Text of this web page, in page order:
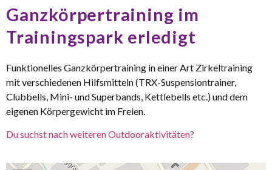
Ganzkörpertraining im
Trainingspark erledigt
Funktionelles Ganzkörpertraining in einer Art Zirkeltraining
mit verschiedenen Hilfsmitteln (TRX-Suspensiontrainer,
Clubbells, Mini- und Superbands, Kettlebells etc.) und dem
eigenen Körpergewicht im Freien.
Du suchst nach weiteren Outdooraktivitäten?